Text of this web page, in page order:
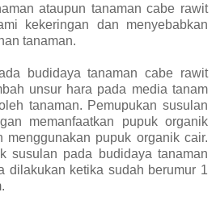
ataupun tanaman cabe rawit
kekeringan dan menyebabkan
tanaman.
budidaya tanaman cabe rawit
unsur hara pada media tanam
tanaman. Pemupukan susulan
memanfaatkan pupuk organik
menggunakan pupuk organik cair.
susulan pada budidaya tanaman
dilakukan ketika sudah berumur 1